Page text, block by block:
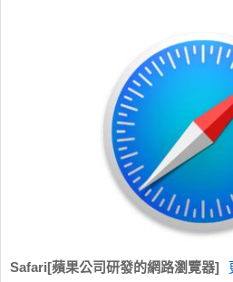
Safari[蘋果公司研發的網路瀏覽器]